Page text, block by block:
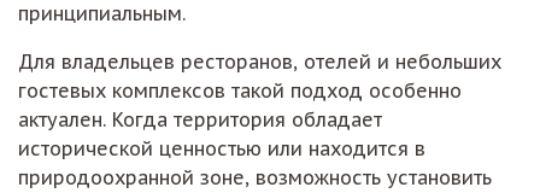
принципиальным.
Для владельцев ресторанов, отелей и небольших
гостевых комплексов такой подход особенно
актуален. Когда территория обладает
исторической ценностью или находится в
природоохранной зоне, возможность установить